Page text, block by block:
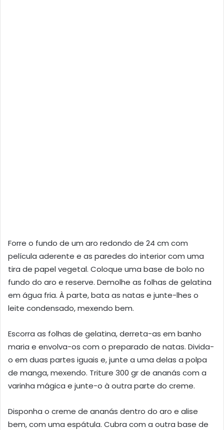
Forre o fundo de um aro redondo de 24 cm com
película aderente e as paredes do interior com uma
tira de papel vegetal. Coloque uma base de bolo no
fundo do aro e reserve. Demolhe as folhas de gelatina
em água fria. À parte, bata as natas e junte-lhes o
leite condensado, mexendo bem.
Escorra as folhas de gelatina, derreta-as em banho
maria e envolva-os com o preparado de natas. Divida-
o em duas partes iguais e, junte a uma delas a polpa
de manga, mexendo. Triture 300 gr de ananás com a
varinha mágica e junte-o à outra parte do creme.
Disponha o creme de ananás dentro do aro e alise
bem, com uma espátula. Cubra com a outra base de